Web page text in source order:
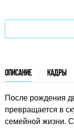
ОПИСАНИЕ КАДРЫ
После рождения
превращается в
семейной жизни.